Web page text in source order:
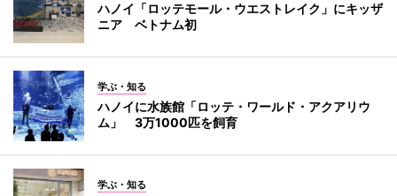
ハノイ「ロッテモール・ウエストレイク」にキッザ
ニア ベトナム初
学ぶ・知る
ハノイに水族館「ロッテ・ワールド・アクアリウ
ム」 3万1000匹を飼育
学ぶ・知る